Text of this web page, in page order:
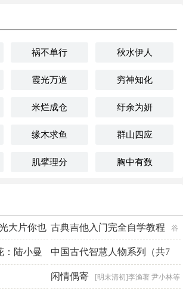
祸不单行 秋水伊人
霞光万道 穷神知化
米烂成仓 纡余为妍
缘木求鱼 群山四应
肌擘理分 胸中有数
大片你也
著
古典吉他入门完全自学教程 谷
茂宁
：陆小曼 中国古代智慧人物系列（共7
册） 度阴山
闲情偶寄 [明末清初]李渔著 尹小林等